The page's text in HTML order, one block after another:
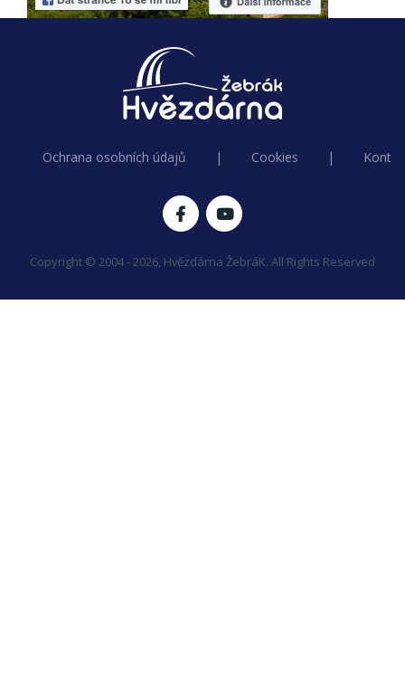
Ochrana osobních údajů | Cookies |
Copyright © 2004 - 2026, Hvězdárna ŽebráK. All Rights Reserved